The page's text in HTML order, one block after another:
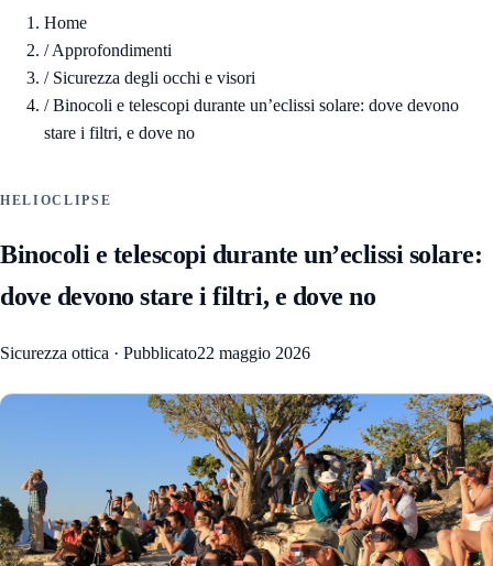
Home
/Approfondimenti
/ Sicurezza degli occhi e visori
/Binocoli e telescopi durante un’eclissi solare: dove devono
stare i filtri, e dove no
HELIOCLIPSE
Binocoli e telescopi durante un’eclissi solare:
dove devono stare i filtri, e dove no
Sicurezza ottica · Pubblicato22 maggio 2026